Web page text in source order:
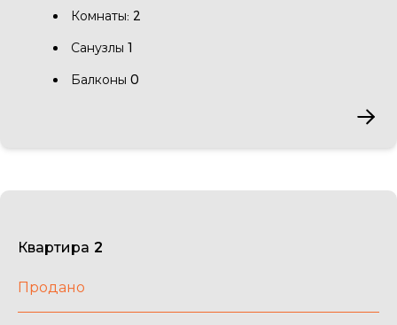
Комнаты: 2
Санузлы 1
Балконы 0
Квартира 2
Продано